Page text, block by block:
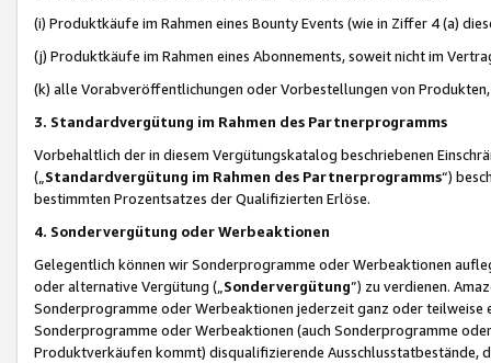
(i) Produktkäufe im Rahmen eines Bounty Events (wie in Ziffer 4 (a)
(j) Produktkäufe im Rahmen eines Abonnements, soweit nicht im
(k) alle Vorabveröffentlichungen oder Vorbestellungen von
3. Standardvergütung im Rahmen des Partnerprogramms
Vorbehaltlich der in diesem Vergütungskatalog beschriebenen
(„ Standardvergütung im Rahmen des Partnerprogramms“)
bestimmten Prozentsatzes der Qualifizierten Erlöse.
4. Sondervergütung oder Werbeaktionen
Gelegentlich können wir Sonderprogramme oder Werbeaktionen
oder alternative Vergütung („ Sondervergütung”) zu verdienen.
Sonderprogramme oder Werbeaktionen jederzeit ganz oder
Sonderprogramme oder Werbeaktionen (auch Sonderprogramme
Produktverkäufen kommt) disqualifizierende Ausschlusstatbestände,